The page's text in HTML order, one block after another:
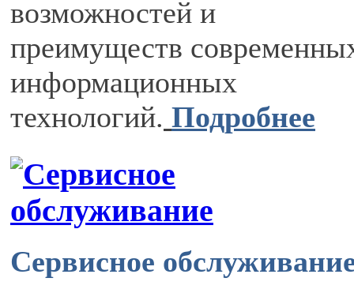
возможностей и
преимуществ
информационных
технологий. Подробнее
Сервисное